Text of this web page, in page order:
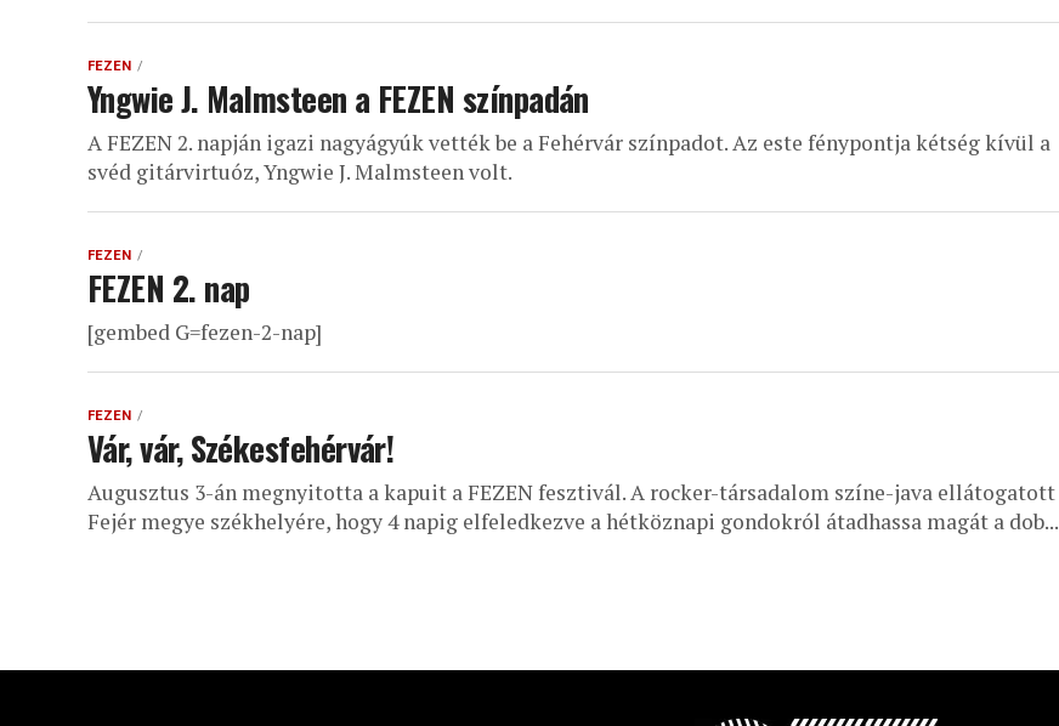
FEZEN
Yngwie J. Malmsteen a FEZEN színpadán
A FEZEN 2. napján igazi nagyágyúk vették be a Fehérvár színpadot. Az este fénypontja kétség kívül a
svéd gitárvirtuóz, Yngwie J. Malmsteen volt.
FEZEN
FEZEN 2. nap
[gembed G=fezen-2-nap]
FEZEN
Vár, vár, Székesfehérvár!
Augusztus 3-án megnyitotta a kapuit a FEZEN fesztivál. A rocker-társadalom színe-java ellátogatott
Fejér megye székhelyére, hogy 4 napig elfeledkezve a hétköznapi gondokról átadhassa magát a dob...